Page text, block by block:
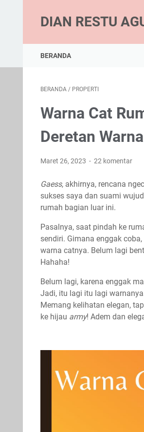
DIAN RESTU
BERANDA
BERANDA / PROPERTI
Warna Cat
Deretan
Maret 26, 2023 22 komentar
Gaess, akhirnya, rencana
sukses saya dan suami
rumah bagian luar ini.
Pasalnya, saat pindah ke
sendiri. Gimana enggak
warna catnya. Belum lagi
Hahaha!
Belum lagi, karena enggak
Jadi, itu lagi itu lagi
Memang kelihatan elegan,
ke hijau army! Adem dan